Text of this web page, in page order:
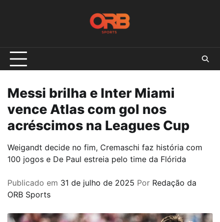
Messi brilha e Inter Miami
vence Atlas com gol nos
acréscimos na Leagues Cup
Weigandt decide no fim, Cremaschi faz história com
100 jogos e De Paul estreia pelo time da Flórida
Publicado em 31 de julho de 2025 Por Redação da
ORB Sports